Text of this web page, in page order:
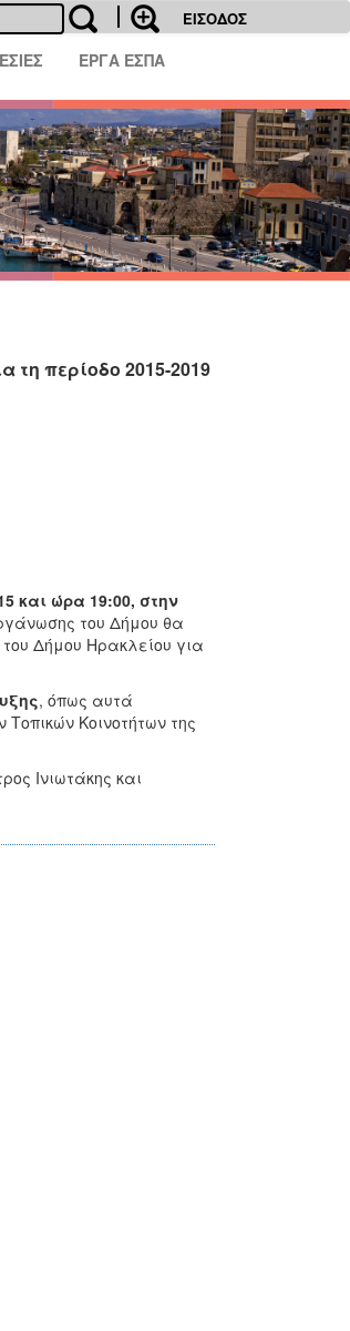
ΕΙΣΟΔΟΣ
ΕΡΓΑ ΕΣΠΑ
περίοδο 2015-2019
και ώρα 19:00, στην
του Δήμου θα
Δήμου Ηρακλείου για
, όπως αυτά
Κοινοτήτων της
Ινιωτάκης και